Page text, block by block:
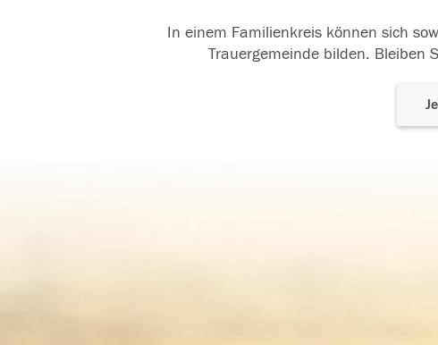
In einem Familienkreis können sich
Trauergemeinde bilden. Bleiben